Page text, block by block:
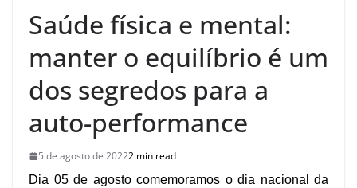
Saúde física e mental:
manter o equilíbrio é um
dos segredos para a
auto-performance
5 de agosto de 20222 min read
Dia 05 de agosto comemoramos o dia nacional da